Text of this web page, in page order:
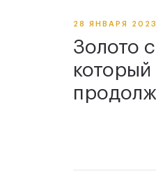
28 ЯНВАРЯ 2023
Золото
который